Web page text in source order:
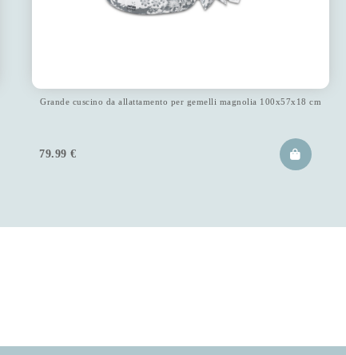
Grande cuscino da allattamento per gemelli magnolia 100x57x18 cm
79.99 €